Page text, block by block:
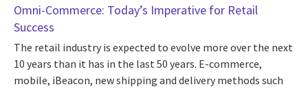
Omni-Commerce: Today’s Imperative for Retail
Success
The retail industry is expected to evolve more over the next
10 years than it has in the last 50 years. E-commerce,
mobile, iBeacon, new shipping and delivery methods such